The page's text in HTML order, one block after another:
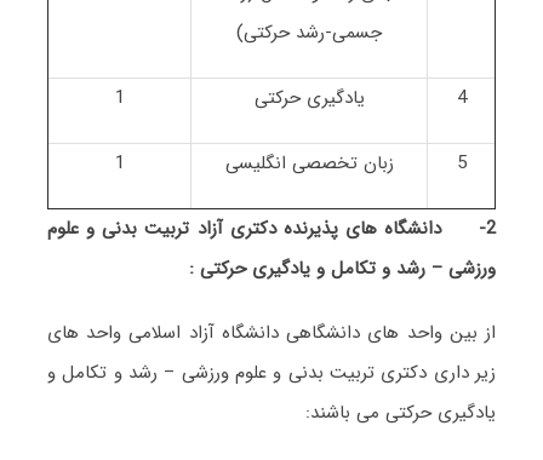
جسمی-رشد حرکتی)
4 یادگیری حرکتی 1
5 زبان تخصصی انگلیسی 1
2-
دانشگاه های پذیرنده دکتری آزاد تربیت بدنی و علوم
ورزشی – رشد و تکامل و یادگیری حرکتی :
از بین واحد های دانشگاهی دانشگاه آزاد اسلامی واحد های
زیر داری دکتری تربیت بدنی و علوم ورزشی – رشد و تکامل و
یادگیری حرکتی می باشند: